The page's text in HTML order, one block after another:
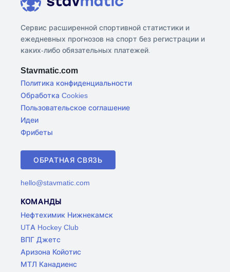
Сервис расширенной спортивной статистики и
ежедневных прогнозов на спорт без регистрации и
каких-либо обязательных платежей.
Stavmatic.com
Политика конфиденциальности
Обработка Cookies
Пользовательское соглашение
Идеи
Фрибеты
ОБРАТНАЯ СВЯЗЬ
hello@stavmatic.com
КОМАНДЫ
Нефтехимик Нижнекамск
UTA Hockey Club
ВПГ Джетс
Аризона Койотис
МТЛ Канадиенс